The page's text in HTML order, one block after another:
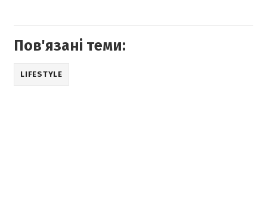
Пов'язані теми:
LIFESTYLE